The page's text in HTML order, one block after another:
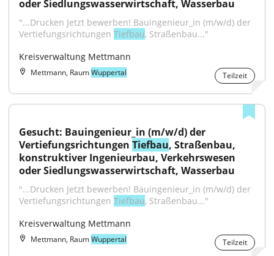
oder Siedlungswasserwirtschaft, Wasserbau
"...Drucken Jetzt bewerben! Bauingenieur_in (m/w/d) der
Vertiefungsrichtungen Tiefbau, Straßenbau..."
Kreisverwaltung Mettmann
Mettmann, RaumWuppertal Teilzeit
Gesucht: Bauingenieur_in (m/w/d) der
Vertiefungsrichtungen Tiefbau, Straßenbau,
konstruktiver Ingenieurbau, Verkehrswesen
oder Siedlungswasserwirtschaft, Wasserbau
"...Drucken Jetzt bewerben! Bauingenieur_in (m/w/d) der
Vertiefungsrichtungen Tiefbau, Straßenbau..."
Kreisverwaltung Mettmann
Mettmann, RaumWuppertal Teilzeit